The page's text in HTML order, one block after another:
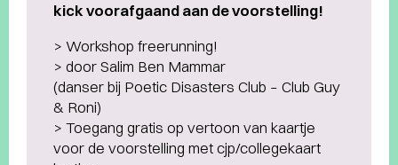
kick voorafgaand aan de voorstelling!
> Workshop freerunning!
> door Salim Ben Mammar
(danser bij Poetic Disasters Club – Club Guy
& Roni)
> Toegang gratis op vertoon van kaartje
voor de voorstelling met cjp/collegekaart